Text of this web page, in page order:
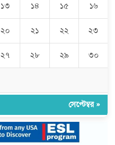
১৩ ১৪ ১৫ ১৬
২০ ২১ ২২ ২৩
২৭ ২৮ ২৯ ৩০
সেপ্টেম্বর »